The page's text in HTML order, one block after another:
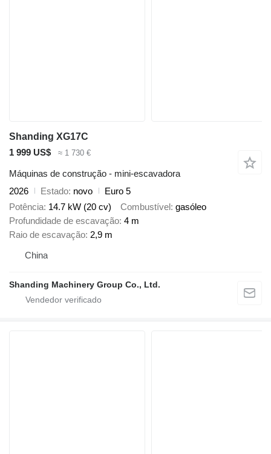
Shanding XG17C
1 999 US$
≈ 1 730 €
Máquinas de construção - mini-escavadora
2026
Estado novo
Euro 5
Potência 14.7 kW (20 cv) Combustível gasóleo
Profundidade de escavação 4 m
Raio de escavação 2,9 m
China
Shanding Machinery Group Co., Ltd.